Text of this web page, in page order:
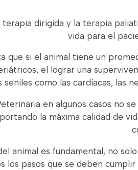
terapia dirigida y la terapia
vida para el
que si el animal tiene un
el lograr una
como las cardíacas, las
en algunos casos no
la máxima calidad de
animal es fundamental, no
los pasos que se deben